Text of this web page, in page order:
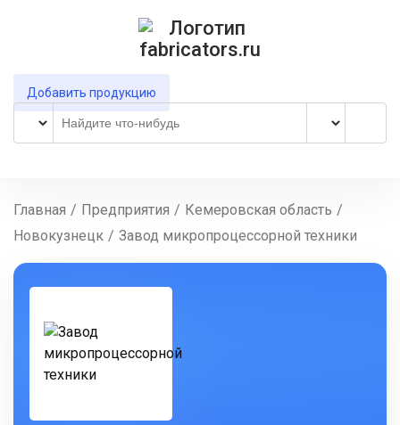
Добавить продукцию
Главная / Предприятия / Кемеровская область /
Новокузнецк / Завод микропроцессорной техники